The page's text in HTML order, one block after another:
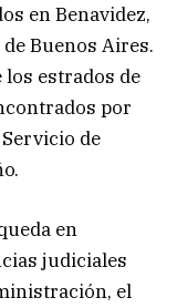
en Benavidez,
Buenos Aires.
estrados de
por
de
en
judiciales
el